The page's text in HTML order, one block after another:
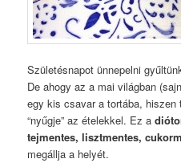
Születésnapot ünnepelni
De ahogy az a mai világban
egy kis csavar a tortába, hiszen
“nyűgje” az ételekkel. Ez a
tejmentes, lisztmentes,
megállja a helyét.